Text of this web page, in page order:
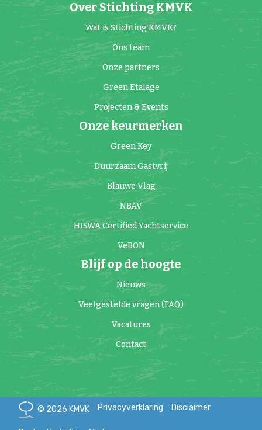
Over Stichting KMVK
Wat is Stichting KMVK?
Ons team
Onze partners
Green Etalage
Projecten & Events
Onze keurmerken
Green Key
Duurzaam Gastvrij
Blauwe Vlag
NBAV
HISWA Certified Yachtservice
VeBON
Blijf op de hoogte
Nieuws
Veelgestelde vragen (FAQ)
Vacatures
Contact
© 2026 KMVK Privacyverklaring Disclaimer